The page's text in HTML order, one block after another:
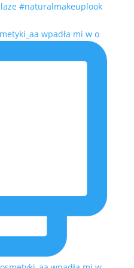
wpadła mi w o